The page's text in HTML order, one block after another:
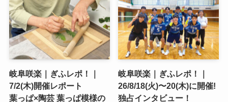
岐阜咲楽｜ぎふレポ！｜
7/2(木)開催レポート
葉っぱ×陶芸 葉っぱ模様の
岐阜咲楽｜ぎふレポ！｜
26/8/18(火)〜20(木)に開催!
独占インタビュー！